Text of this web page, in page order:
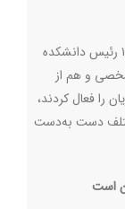
وی ادامه داد: دکتر حسن‌پور زمانی که در سال ۱۳۷۳ رئیس دانشکده
شخصی و هم از
را فعال کردند،
دست به‌دست
است